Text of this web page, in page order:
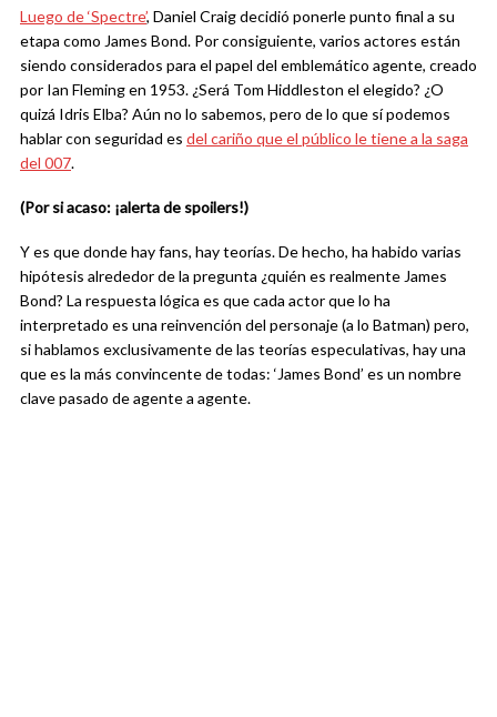
Luego de ‘Spectre’, Daniel Craig decidió ponerle punto final a su
etapa como James Bond. Por consiguiente, varios actores están
siendo considerados para el papel del emblemático agente, creado
por Ian Fleming en 1953. ¿Será Tom Hiddleston el elegido? ¿O
quizá Idris Elba? Aún no lo sabemos, pero de lo que sí podemos
hablar con seguridad es del cariño que el público le tiene a la saga
del 007.
(Por si acaso: ¡alerta de spoilers!)
Y es que donde hay fans, hay teorías. De hecho, ha habido varias
hipótesis alrededor de la pregunta ¿quién es realmente James
Bond? La respuesta lógica es que cada actor que lo ha
interpretado es una reinvención del personaje (a lo Batman) pero,
si hablamos exclusivamente de las teorías especulativas, hay una
que es la más convincente de todas: ‘James Bond’ es un nombre
clave pasado de agente a agente.